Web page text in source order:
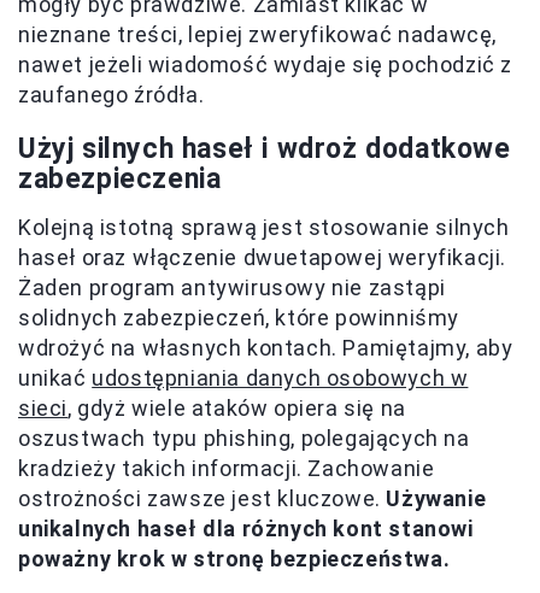
nieznane treści, lepiej zweryfikować nadawcę,
nawet jeżeli wiadomość wydaje się pochodzić z
zaufanego źródła.
Użyj silnych haseł i wdroż dodatkowe
zabezpieczenia
Kolejną istotną sprawą jest stosowanie silnych
haseł oraz włączenie dwuetapowej weryfikacji.
Żaden program antywirusowy nie zastąpi
solidnych zabezpieczeń, które powinniśmy
wdrożyć na własnych kontach. Pamiętajmy, aby
unikać udostępniania danych osobowych w
sieci, gdyż wiele ataków opiera się na
oszustwach typu phishing, polegających na
kradzieży takich informacji. Zachowanie
ostrożności zawsze jest kluczowe. Używanie
unikalnych haseł dla różnych kont stanowi
poważny krok w stronę bezpieczeństwa.